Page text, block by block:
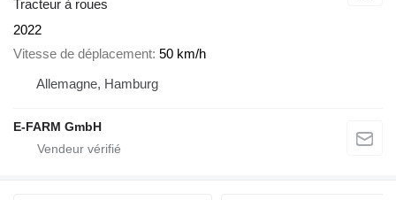
Tracteur à roues
2022
Vitesse de déplacement 50 km/h
Allemagne, Hamburg
E-FARM GmbH